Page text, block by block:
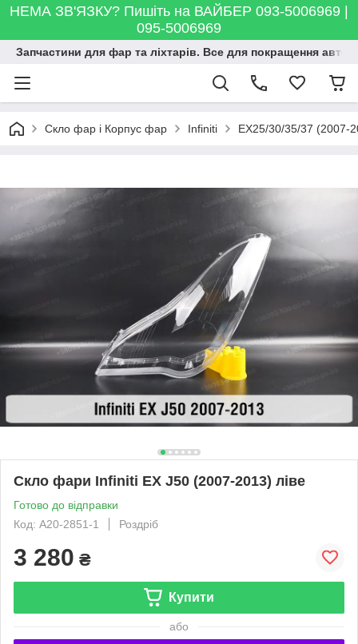
НЕМА ЗВ'ЯЗКУ? Пишіть на ВАЙБЕР 093-5006969 |
095-5006969
Запчастини для фар та ліхтарів. Все для покращення
Скло фар і Корпус фар Infiniti EX25/30/35/37 (2007-
Скло фари Infiniti EX J50 (2007-2013) ліве
Готово до відправки
Код: A20-2851-1
Роздріб
3 280 ₴
Купити
або